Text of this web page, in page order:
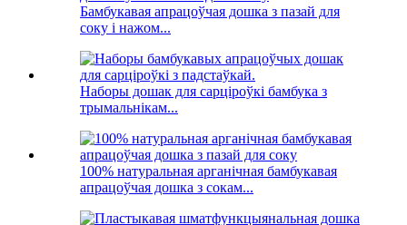
Бамбукавая апрацоўчая дошка з пазай для
соку і нажом...
Наборы дошак для сарціроўкі бамбука з
трымальнікам...
100% натуральная арганічная бамбукавая
апрацоўчая дошка з сокам...